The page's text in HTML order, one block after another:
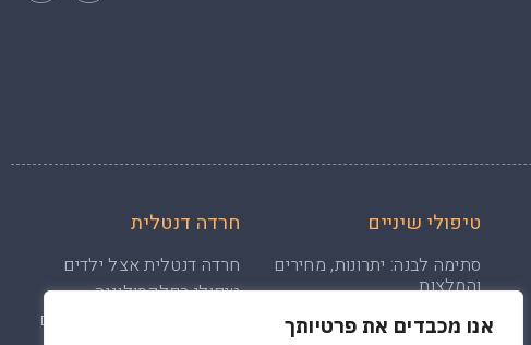
אנו מכבדים את פרטיותך
טיפולי שיניים
סתימה לבנה: יתרונות, מחירים
והמלצות
לדעת על טיפול שיננית
חרדה דנטלית
חרדה דנטלית אצל ילדים
טיפולי רפלקסולוגיה
חרדה דנטלית: התמודדות עם